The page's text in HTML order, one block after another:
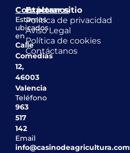
Contáctanos
Estamos
ubicados
en
Calle
Comedias
12,
46003
Valencia
Teléfono
963
517
142
Email
info@casinodeagricultura.com
Explorar sitio
Política de privacidad
Aviso Legal
Política de cookies
Contáctanos